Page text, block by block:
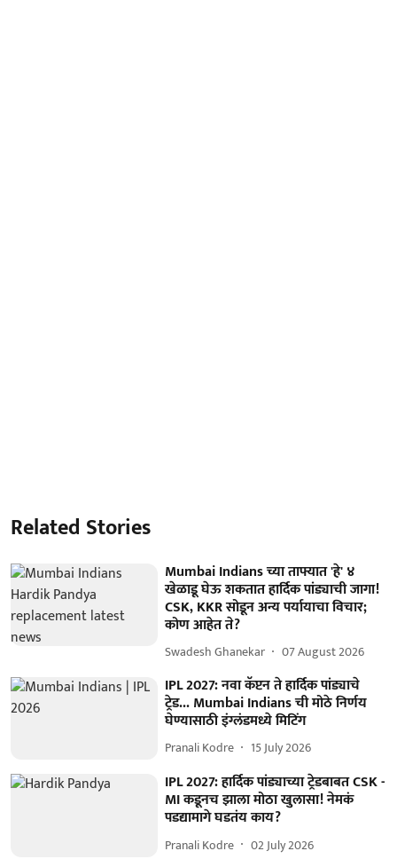
Related Stories
Mumbai Indians च्या ताफ्यात 'हे' ४
खेळाडू घेऊ शकतात हार्दिक पांड्याची जागा!
CSK, KKR सोडून अन्य पर्यायाचा विचार;
कोण आहेत ते?
Swadesh Ghanekar 07 August 2026
IPL 2027: नवा कॅप्टन ते हार्दिक पांड्याचे
ट्रेड... Mumbai Indians ची मोठे निर्णय
घेण्यासाठी इंग्लंडमध्ये मिटिंग
Pranali Kodre 15 July 2026
IPL 2027: हार्दिक पांड्याच्या ट्रेडबाबत CSK -
MI कडूनच झाला मोठा खुलासा! नेमकं
पडद्यामागे घडतंय काय?
Pranali Kodre 02 July 2026